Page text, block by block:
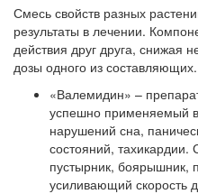
Смесь свойств разных
результаты в лечении.
действия друг друга, снижая
дозы одного из составляющих.
«Валемидин» –
успешно применяемый в
нарушений сна,
состояний, тахикардии.
пустырник, боярышник,
усиливающий скорость